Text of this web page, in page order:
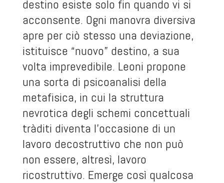
destino esiste solo fin quando vi si
acconsente. Ogni manovra diversiva
apre per ciò stesso una deviazione,
istituisce “nuovo” destino, a sua
volta imprevedibile. Leoni propone
una sorta di psicoanalisi della
metafisica, in cui la struttura
nevrotica degli schemi concettuali
tràditi diventa l’occasione di un
lavoro decostruttivo che non può
non essere, altresì, lavoro
ricostruttivo. Emerge così qualcosa